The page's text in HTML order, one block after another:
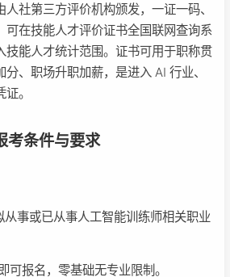
社第三方评价机构颁发，一证一码、
可在技能人才评价证书全国联网查询系
技能人才统计范围。证书可用于职称贯
、职场升职加薪，是进入 AI 行业、
。
考条件与要求
从事或已从事人工智能训练师相关职业
可报名，零基础无专业限制。